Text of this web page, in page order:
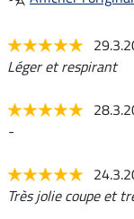
Léger et respirant
-
Très jolie coupe et